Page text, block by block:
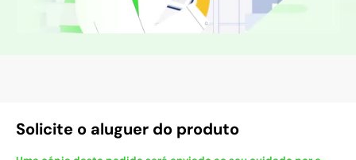
Solicite o aluguer do produto